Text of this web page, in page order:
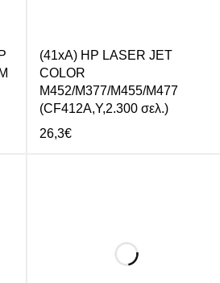
(41xA) HP LASER JET
COLOR
M452/M377/M455/M477
(CF412A,Y,2.300 σελ.)
26,3€